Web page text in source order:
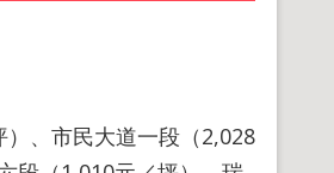
、市民大道一段（2,028